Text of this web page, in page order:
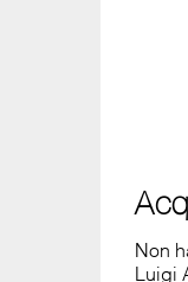
Non
Luigi